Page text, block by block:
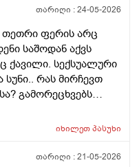
რისკს უმცირებს და
(საშვილოსნო,
მკერდი). თუ
თარიღი :24-05-2026
თეთრი ფერის არც
საშოდან აქვს
ქავილი. სექსუალური
რას მირჩევთ
გამორეცხვებს
რაღაცნაირი სუნი
იხილეთპასუხი
თარიღი :21-05-2026